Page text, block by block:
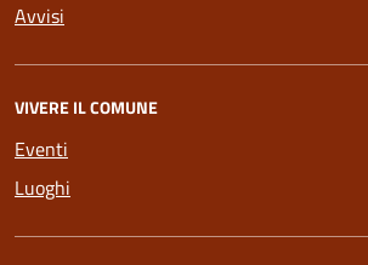
Avvisi
VIVERE IL COMUNE
Eventi
Luoghi